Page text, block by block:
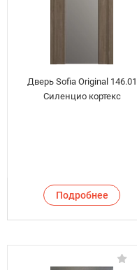
Дверь Sofia Original 146.01
Силенцио кортекс
Подробнее